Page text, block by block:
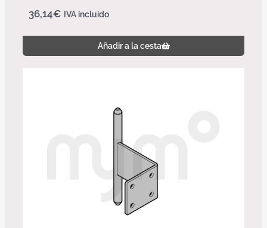
36,14€ IVA incluido
Añadir a la cesta